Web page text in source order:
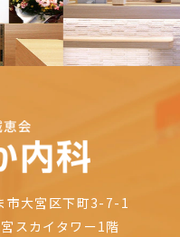
市大宮区下町3-7-1
スカイタワー1階